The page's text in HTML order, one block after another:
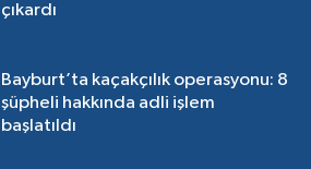
çıkardı
Bayburt’ta kaçakçılık operasyonu: 8
şüpheli hakkında adli işlem
başlatıldı